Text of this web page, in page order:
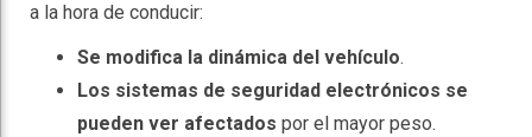
a la hora de conducir:
Se modifica la dinámica del vehículo.
Los sistemas de seguridad electrónicos se
pueden ver afectados por el mayor peso.